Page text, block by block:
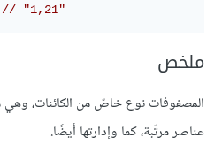
// "1,21"
ملخص
المصفوفات نوع خاصّ من الكائنات،
عناصر مرتّبة، كما وإدارتها أيضًا.